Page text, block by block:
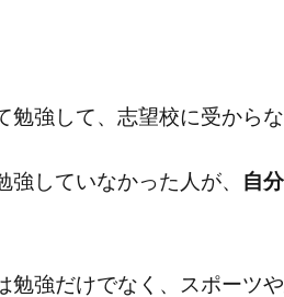
勉強して、志望校に受から
強していなかった人が、 自
勉強だけでなく、スポーツ